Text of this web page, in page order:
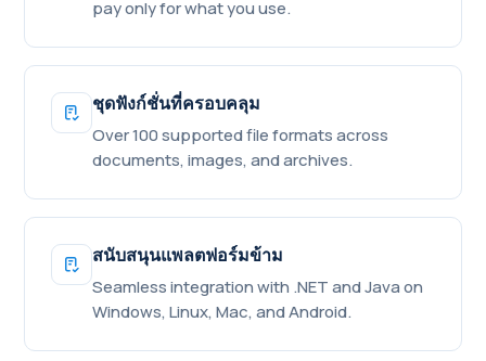
pay only for what you use.
ชุดฟังก์ชั่นที่ครอบคลุม
Over 100 supported file formats across
documents, images, and archives.
สนับสนุนแพลตฟอร์มข้าม
Seamless integration with .NET and Java on
Windows, Linux, Mac, and Android.